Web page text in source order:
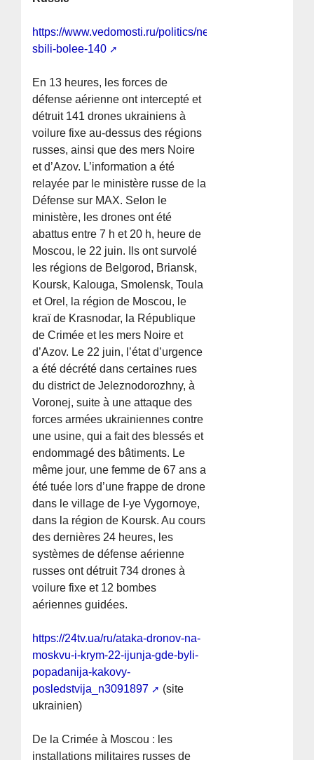
https://www.vedomosti.ru/politics/news/2026/06/22/
sbili-bolee-140
En 13 heures, les forces de
défense aérienne ont intercepté et
détruit 141 drones ukrainiens à
voilure fixe au-dessus des régions
russes, ainsi que des mers Noire
et d’Azov. L’information a été
relayée par le ministère russe de la
Défense sur MAX. Selon le
ministère, les drones ont été
abattus entre 7 h et 20 h, heure de
Moscou, le 22 juin. Ils ont survolé
les régions de Belgorod, Briansk,
Koursk, Kalouga, Smolensk, Toula
et Orel, la région de Moscou, le
kraï de Krasnodar, la République
de Crimée et les mers Noire et
d’Azov. Le 22 juin, l’état d’urgence
a été décrété dans certaines rues
du district de Jeleznodorozhny, à
Voronej, suite à une attaque des
forces armées ukrainiennes contre
une usine, qui a fait des blessés et
endommagé des bâtiments. Le
même jour, une femme de 67 ans a
été tuée lors d’une frappe de drone
dans le village de I-ye Vygornoye,
dans la région de Koursk. Au cours
des dernières 24 heures, les
systèmes de défense aérienne
russes ont détruit 734 drones à
voilure fixe et 12 bombes
aériennes guidées.
https://24tv.ua/ru/ataka-dronov-na-
moskvu-i-krym-22-ijunja-gde-byli-
popadanija-kakovy-
posledstvija_n3091897
(site
ukrainien)
De la Crimée à Moscou : les
installations militaires russes de